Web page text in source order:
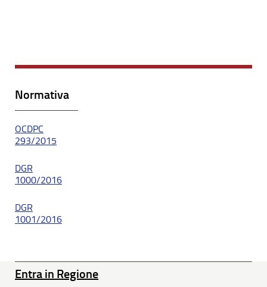
Normativa
OCDPC
293/2015
DGR
1000/2016
DGR
1001/2016
Entra in Regione